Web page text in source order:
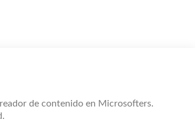
de contenido en Microsofters.